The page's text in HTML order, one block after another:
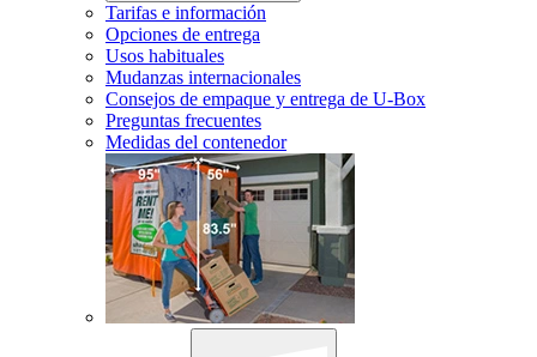
Tarifas e información
Opciones de entrega
Usos habituales
Mudanzas internacionales
Consejos de empaque y entrega de U-Box
Preguntas frecuentes
Medidas del contenedor